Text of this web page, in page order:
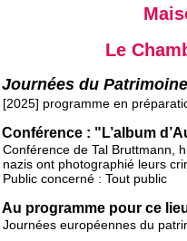
Le
Journées du
[2025] programme en
Conférence : "L’album
Conférence de Tal Bruttmann,
nazis ont photographié leurs
Public concerné : Tout public
Au programme pour ce
Journées européennes du